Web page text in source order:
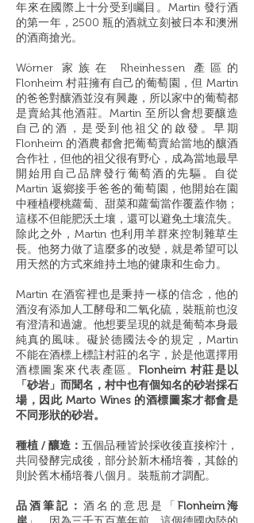
年來在國際上十分受到矚目。Martin 發行酒
的第一年，2500 瓶的酒就立刻被日本和澳洲
的酒商搶光。
Wörner 家族在 Rheinhessen 產區的
Flonheim 村莊擁有自己的葡萄園，但 Martin
的爸爸對釀酒並沒有興趣，所以家中的葡萄都
是賣給其他酒莊。Martin 至所以會想要釀造
自己的酒，是受到他祖父的啟發。早期
Flonheim 的酒農都會把葡萄賣給當地的釀酒
合作社，但他的祖父很有野心，成為當地最早
開始用自己品牌發行葡萄酒的先驅。自從
Martin 返鄉接手爸爸的葡萄園，他開始在園
中種植櫻桃蘿蔔、甜菜和蘿蔔當作覆蓋作物；
這樣不但能肥沃土壤，還可以避免土壤流失。
除此之外，Martin 也利用羊群來控制雜草生
長。他努力做了這麼多的改變，就是希望可以
用天然的方式來維持土地的健康和生命力。
Martin 在酒窖裡也是秉持一樣的信念，他的
酒沒有添加人工酵母和二氧化硫，裝瓶前也沒
有澄清和過濾。他想要呈現的就是葡萄本身最
純真的風味。礙於德國法令的規定，Martin
不能在酒標上標註村莊的名字，於是他選擇用
酒標圖案來代表產區。 Flonheim 村莊是以
「砂岩」而聞名，村中也有個知名的砂岩採石
場，因此 Marto Wines 的酒標圖案才都會是
不同形狀的砂岩。
種植 / 釀造： 五個品種皆於採收後直接榨汁，
共同發酵完成後，部分於新木桶培養，其餘的
則於舊木桶培養八個月。裝瓶前才調配。
品酒筆記： 酒名的意思是「 Flonheim海